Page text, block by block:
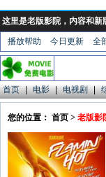
这里是老版影院，内容和新
播放帮助 今日更新 全
首页 | 电影 | 电视剧 |
您的位置： 首页 > 老版影